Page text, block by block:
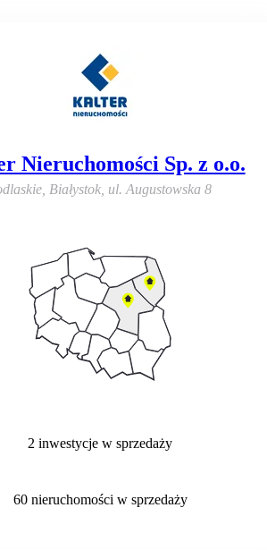
Nieruchomości Sp. z o.o.
Białystok ul. Augustowska 8
2 inwestycje w sprzedaży
60 nieruchomości w sprzedaży